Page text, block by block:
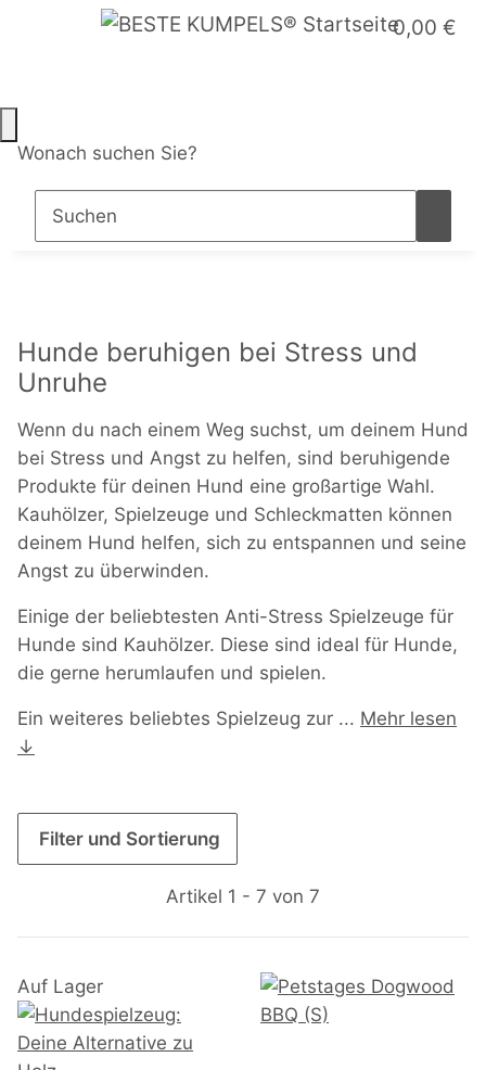
0,00 €
Wonach suchen Sie?
Hunde beruhigen bei Stress und
Unruhe
Wenn du nach einem Weg suchst, um deinem Hund
bei Stress und Angst zu helfen, sind beruhigende
Produkte für deinen Hund eine großartige Wahl.
Kauhölzer, Spielzeuge und Schleckmatten können
deinem Hund helfen, sich zu entspannen und seine
Angst zu überwinden.
Einige der beliebtesten Anti-Stress Spielzeuge für
Hunde sind Kauhölzer. Diese sind ideal für Hunde,
die gerne herumlaufen und spielen.
Ein weiteres beliebtes Spielzeug zur ... Mehr lesen
↓
Filter und Sortierung
Artikel 1 - 7 von 7
Auf Lager